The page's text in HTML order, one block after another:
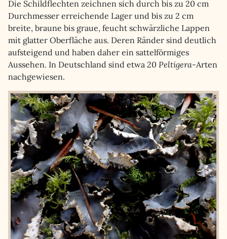
Die Schildflechten zeichnen sich durch bis zu 20 cm
Durchmesser erreichende Lager und bis zu 2 cm
breite, braune bis graue, feucht schwärzliche Lappen
mit glatter Oberfläche aus. Deren Ränder sind deutlich
aufsteigend und haben daher ein sattelförmiges
Aussehen. In Deutschland sind etwa 20 Peltigera-Arten
nachgewiesen.